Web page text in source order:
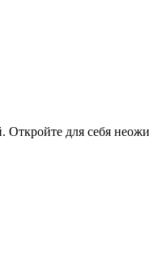
Откройте для себя